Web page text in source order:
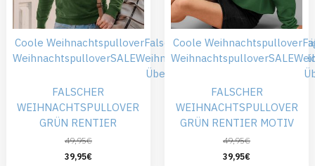
Coole WeihnachtspulloverFalsche Weihnachtspullover
WeihnachtspulloverSALEWeihnachtskleidung
Übergröße
FALSCHER
WEIHNACHTSPULLOVER
GRÜN RENTIER
49,95€
39,95€
Coole Weihnachtspullover
WeihnachtspulloverSALE
FALSCHER
WEIHNACHTSPULLOVER
GRÜN RENTIER MOTIV
49,95€
39,95€